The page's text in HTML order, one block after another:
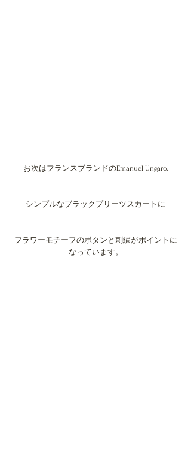
お次はフランスブランドのEmanuel Ungaro.
シンプルなブラックプリーツスカートに
フラワーモチーフのボタンと刺繍がポイントに
なっています。